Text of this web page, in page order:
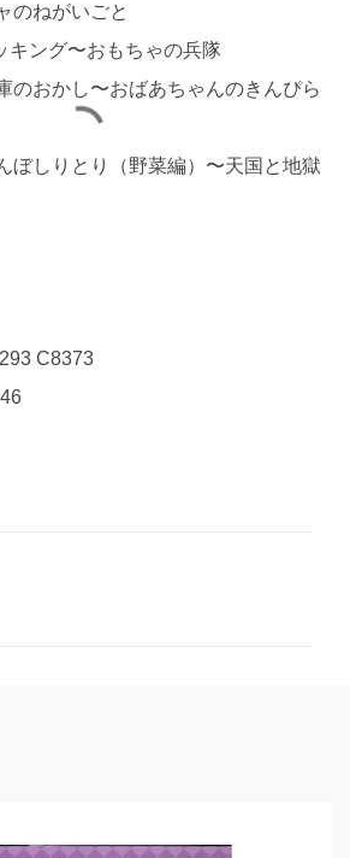
ねがいごと
ング〜おもちゃの兵隊
おかし〜おばあちゃんのきんぴら
しりとり（野菜編）〜天国と地獄
C8373